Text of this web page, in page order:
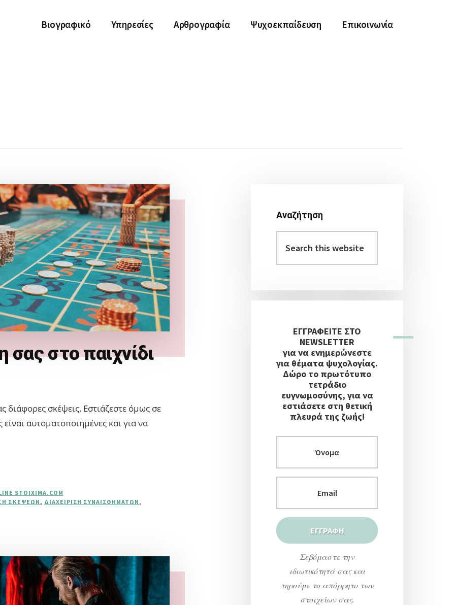
Βιογραφικό Υπηρεσίες Αρθρογραφία Ψυχοεκπαίδευση Επικοινωνία
στο παιχνίδι
σκέψεις. Εστιάζεστε όμως σε
είναι αυτοματοποιημένες και για να
STOIXIMA.COM
ΣΚΈΨΕΩΝ, ΔΙΑΧΕΊΡΙΣΗ ΣΥΝΑΙΣΘΗΜΆΤΩΝ,
Πλευρική
Στήλη
Αναζήτηση
this
website
ΕΓΓΡΑΦΕΙΤΕ ΣΤΟ
NEWSLETTER
για να ενημερώνεστε
για θέματα ψυχολογίας.
Δώρο το πρωτότυπο
τετράδιο
ευγνωμοσύνης, για να
εστιάσετε στη θετική
πλευρά της ζωής!
Σεβόμαστε την
ιδιωτικότητά σας και
τηρούμε το απόρρητο των
στοιχείων σας.